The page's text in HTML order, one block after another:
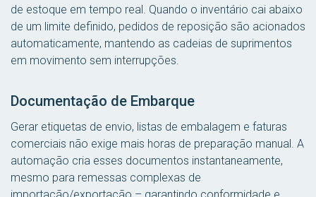
de estoque em tempo real. Quando o inventário cai abaixo
de um limite definido, pedidos de reposição são acionados
automaticamente, mantendo as cadeias de suprimentos
em movimento sem interrupções.
Documentação de Embarque
Gerar etiquetas de envio, listas de embalagem e faturas
comerciais não exige mais horas de preparação manual. A
automação cria esses documentos instantaneamente,
mesmo para remessas complexas de